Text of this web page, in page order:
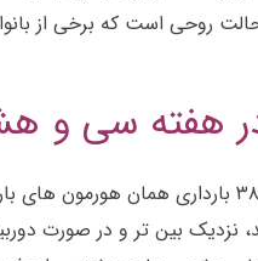
هفته سی و
همان هورمون های
بین تر و در صورت